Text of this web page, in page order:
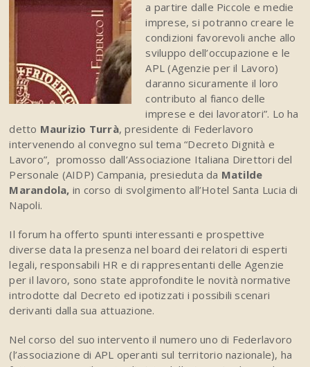
a partire dalle Piccole e medie
imprese, si potranno creare le
condizioni favorevoli anche allo
sviluppo dell’occupazione e le
APL (Agenzie per il Lavoro)
daranno sicuramente il loro
contributo al fianco delle
imprese e dei lavoratori”. Lo ha
detto Maurizio Turrà, presidente di Federlavoro
intervenendo al convegno sul tema “Decreto Dignità e
Lavoro”, promosso dall’Associazione Italiana Direttori del
Personale (AIDP) Campania, presieduta da Matilde
Marandola, in corso di svolgimento all’Hotel Santa Lucia di
Napoli.
Il forum ha offerto spunti interessanti e prospettive
diverse data la presenza nel board dei relatori di esperti
legali, responsabili HR e di rappresentanti delle Agenzie
per il lavoro, sono state approfondite le novità normative
introdotte dal Decreto ed ipotizzati i possibili scenari
derivanti dalla sua attuazione.
Nel corso del suo intervento il numero uno di Federlavoro
(l’associazione di APL operanti sul territorio nazionale), ha